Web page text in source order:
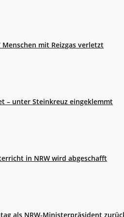
mit Reizgas verletzt
– unter Steinkreuz eingeklemmt
in NRW wird abgeschafft
als NRW-Ministerpräsident